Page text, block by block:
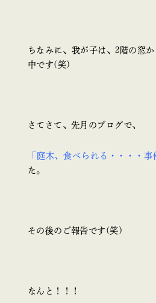
ちなみに、我が子は、2階の窓
中です(笑)
さてさて、先月のブログで、
「庭木、食べられる・・・・
た。
その後のご報告です(笑)
なんと！！！